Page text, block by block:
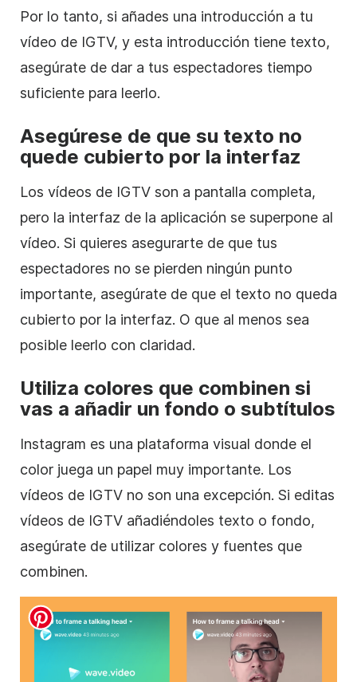
Por lo tanto, si añades una introducción a tu
vídeo de IGTV, y esta introducción tiene texto,
asegúrate de dar a tus espectadores tiempo
suficiente para leerlo.
Asegúrese de que su texto no
quede cubierto por la interfaz
Los vídeos de IGTV son a pantalla completa,
pero la interfaz de la aplicación se superpone al
vídeo. Si quieres asegurarte de que tus
espectadores no se pierden ningún punto
importante, asegúrate de que el texto no queda
cubierto por la interfaz. O que al menos sea
posible leerlo con claridad.
Utiliza colores que combinen si
vas a añadir un fondo o subtítulos
Instagram es una plataforma visual donde el
color juega un papel muy importante. Los
vídeos de IGTV no son una excepción. Si editas
vídeos de IGTV añadiéndoles texto o fondo,
asegúrate de utilizar colores y fuentes que
combinen.